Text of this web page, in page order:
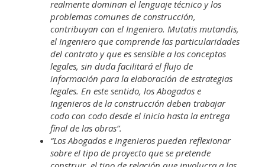
realmente dominan el lenguaje técnico y los
problemas comunes de construcción,
contribuyan con el Ingeniero. Mutatis mutandis,
el Ingeniero que comprende las particularidades
del contrato y que es sensible a los conceptos
legales, sin duda facilitará el flujo de
información para la elaboración de estrategias
legales. En este sentido, los Abogados e
Ingenieros de la construcción deben trabajar
codo con codo desde el inicio hasta la entrega
final de las obras”.
“Los Abogados e Ingenieros pueden reflexionar
sobre el tipo de proyecto que se pretende